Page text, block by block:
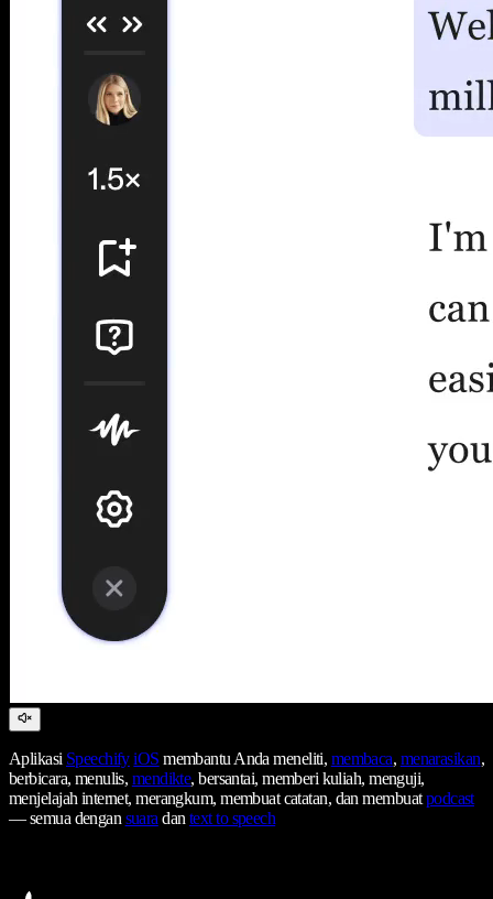
Aplikasi Speechify iOS membantu Anda meneliti, membaca, menarasikan,
berbicara, menulis, mendikte, bersantai, memberi kuliah, menguji,
menjelajah internet, merangkum, membuat catatan, dan membuatpodcast
— semua dengansuaradantext to speech